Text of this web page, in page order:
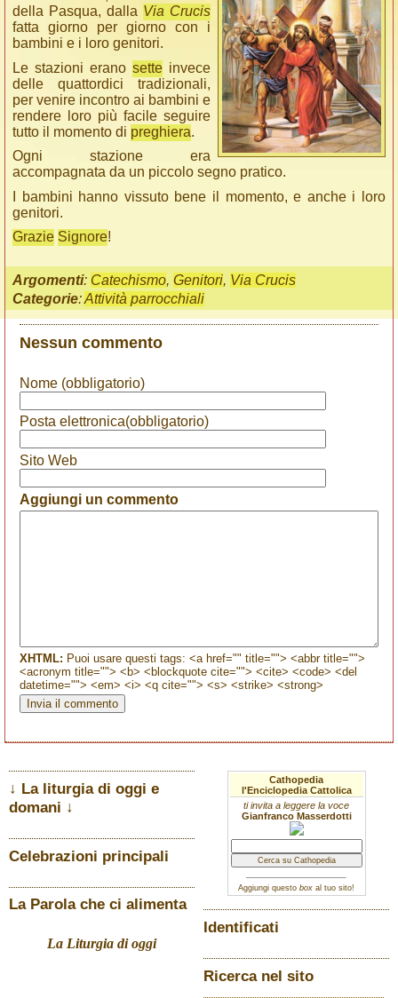
della Pasqua, dalla Via Crucis
fatta giorno per giorno con i
bambini e i loro genitori.
Le stazioni erano sette invece
delle quattordici tradizionali,
per venire incontro ai bambini e
rendere loro più facile seguire
tutto il momento di preghiera.
Ogni stazione era
accompagnata da un piccolo segno pratico.
I bambini hanno vissuto bene il momento, e anche i loro
genitori.
Grazie Signore!
Argomenti: Catechismo, Genitori, Via Crucis
Categorie:Attività parrocchiali
Nessun commento
Nome (obbligatorio)
Posta elettronica(obbligatorio)
Sito Web
Aggiungi un commento
XHTML: Puoi usare questi tags: <a href="" title=""> <abbr title="">
<acronym title=""> <b> <blockquote cite=""> <cite> <code> <del
datetime=""> <em> <i> <q cite=""> <s> <strike> <strong>
↓ La liturgia di oggi e
domani ↓
Celebrazioni principali
La Parola che ci alimenta
La Liturgia di oggi
Cathopedia
l'Enciclopedia Cattolica
ti invita a leggere la voce
Gianfranco Masserdotti
Aggiungi questo box al tuo sito!
Identificati
Ricerca nel sito